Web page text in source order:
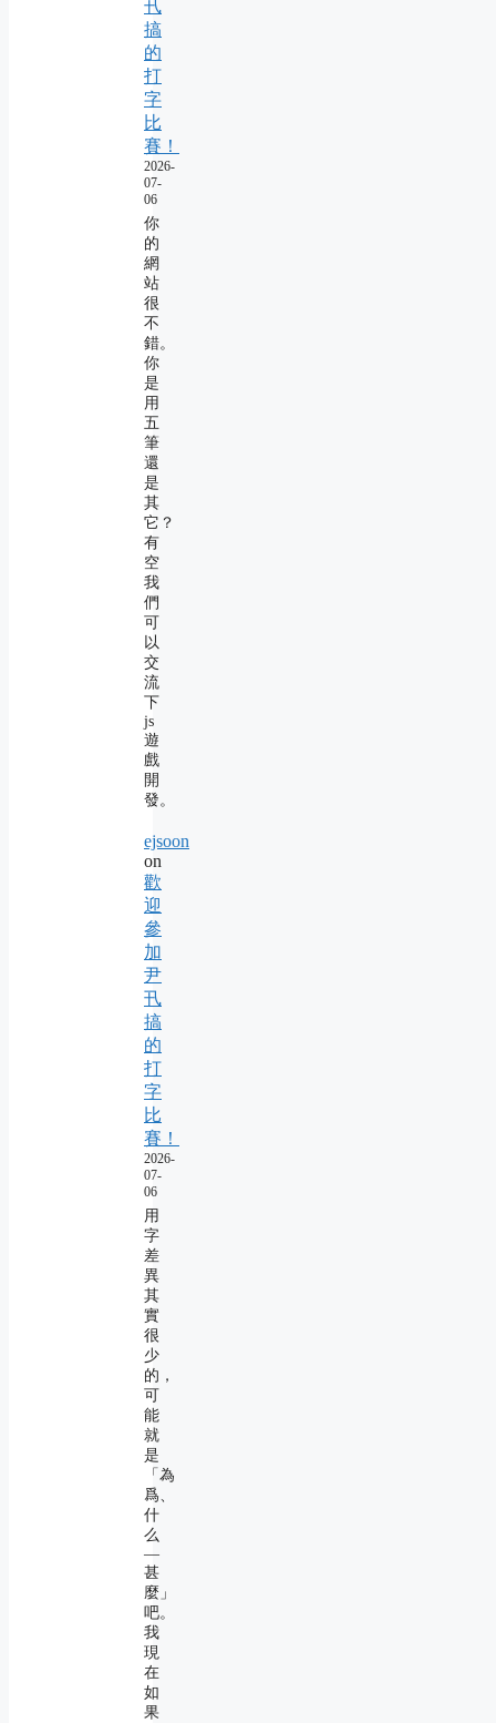
卂
搞
的
打
字
比
賽！
2026-
07-
06
你
的
網
站
很
不
錯。
你
是
用
五
筆
還
是
其
它？
有
空
我
們
可
以
交
流
下
js
遊
戲
開
發。
ejsoon
on
歡
迎
參
加
尹
卂
搞
的
打
字
比
賽！
2026-
07-
06
用
字
差
異
其
實
很
少
的，
可
能
就
是
「為
爲、
什
么
―
甚
麼」
吧。
我
現
在
如
果